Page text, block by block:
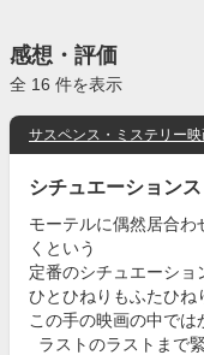
感想・評価
全 16 件を表示
サスペンス・ミステリー
シチュエーション
モーテルに偶然居合
くという
定番のシチュエーショ
ひとひねりもふたひね
この手の映画の中では
ラストのラストまで